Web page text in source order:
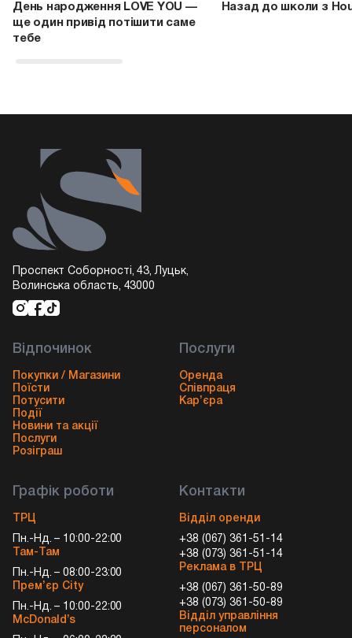
День народження LOVE YOU —
ще один привід потішити саме
тебе
Назад до школи з
Проспект Соборності, 43, Луцьк,
Волинська область, 43000
Відпочинок
Покупки / Магазини
Поїсти
Потусити
Події
Новини та акції
Послуги
Розіграш
Послуги
Оренда
Співпраця
Кар’єра
Графік роботи
ТРЦ
Пн.-Нд. – 10:00-22:00
Там-Там
Пн.-Нд. – 08:00-23:00
Прем’єр City
Пн.-Нд. – 10:00-22:00
McDonald’s
Контакти
Відділ оренди
+38 (067) 361-51-14
+38 (073) 361-51-14
Реклама в ТРЦ
+38 (067) 361-50-89
+38 (073) 361-50-89
Відділ управління
персоналом